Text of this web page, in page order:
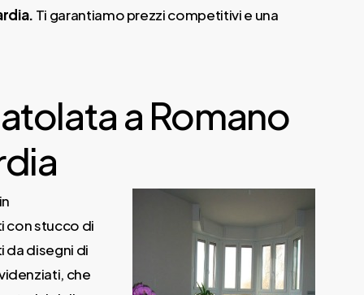
Ti garantiamo prezzi competitivi e una
a Romano
con stucco di
da disegni di
che